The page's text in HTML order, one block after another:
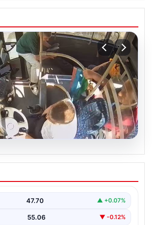
Otobüste Fenalaşan
Hızlı Müdahalesi
Hasan Öner’in hayatı, şoför Sinan
47.70 ▲ +0.07%
55.06 ▼ -0.12%